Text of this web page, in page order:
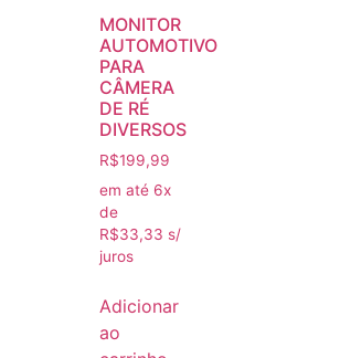
MONITOR
AUTOMOTIVO
PARA
CÂMERA
DE RÉ
DIVERSOS
R$199,99
em até 6x
de
R$33,33 s/
juros
Adicionar
ao